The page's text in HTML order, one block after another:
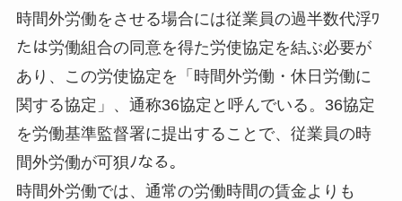
時間外労働をさせる場合には従業員の過半数代浮ﾜ
たは労働組合の同意を得た労使協定を結ぶ必要が
あり、この労使協定を「時間外労働・休日労働に
関する協定」、通称36協定と呼んでいる。36協定
を労働基準監督署に提出することで、従業員の時
間外労働が可狽ﾉなる。
時間外労働では、通常の労働時間の賃金よりも